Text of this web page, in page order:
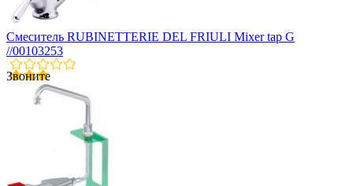
Смеситель RUBINETTERIE DEL FRIULI Mixer tap G
//00103253
Звоните